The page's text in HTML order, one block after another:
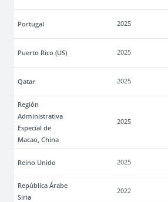
Portugal 2025
Puerto Rico (US) 2025
Qatar 2025
Región
Administrativa
Especial de
Macao, China
2025
Reino Unido 2025
República Árabe
Siria
2022